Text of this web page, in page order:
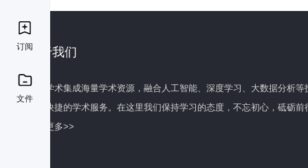
订阅
文件
关于我们
百度学术集成海量学术资源，融合人工智能、深度学习、大数据分析
全面快捷的学术服务。在这里我们保持学习的态度，不忘初心，砥砺前
了解更多>>